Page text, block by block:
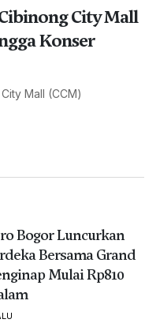
City Mall
Konser
Mall (CCM)
Bogor Luncurkan
Bersama Grand
Mulai Rp810